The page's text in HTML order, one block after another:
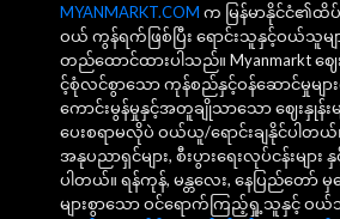
MYANMARKT.COM က မြန်မာနိုင်ငံ၏ထိ
ဝယ် ကွန်ရက်ဖြစ်ပြီး ရောင်းသူနှင့်ဝယ်သူ
တည်ထောင်ထားပါသည်။ Myanmarkt ဈ
င့်စုံလင်စွာသော ကုန်စည်နှင့်ဝန်ဆောင်မှုမ
ကောင်းမွန်မှုနှင့်အတူချိုသာသော ဈေးနှုန်းမ
ပေးစရာမလိုပဲ ဝယ်ယူ/ရောင်းချနိုင်ပါတယ်။
အနုပညာရှင်များ, စီးပွားရေးလုပ်ငန်းများ
ပါတယ်။ ရန်ကုန်, မန္တလေး, နေပြည်တော် မှ
များစွာသော ဝင်ရောက်ကြည့်ရှု့သူနှင့် ဝ